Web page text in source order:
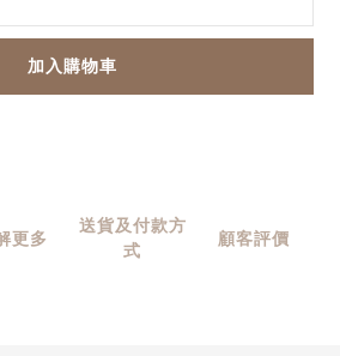
加入購物車
更多
送貨及付款方
式
顧客評價